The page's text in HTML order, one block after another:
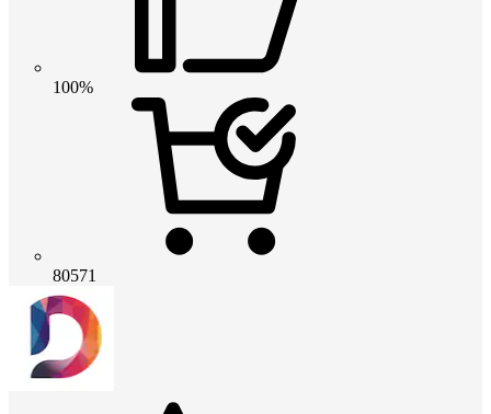
100%
80571